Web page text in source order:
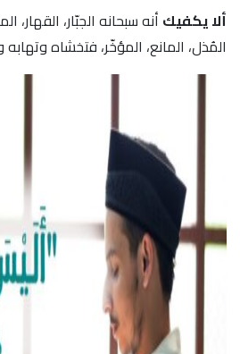
ألا يكفيك أنه سبحانه الجبّار،
المُذل، المانع، المؤخّر، فتخشاه